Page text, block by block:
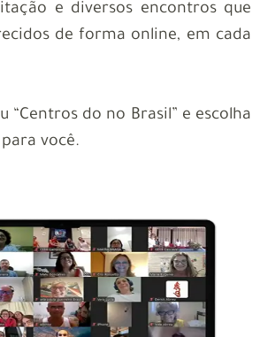
e diversos encontros que
de forma online, em cada
“Centros do no Brasil” e escolha
você.